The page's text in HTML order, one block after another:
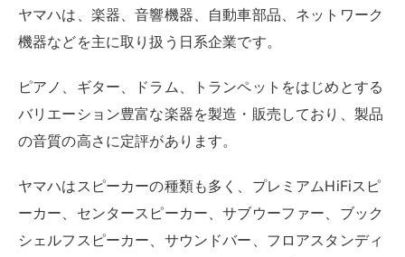
ヤマハは、楽器、音響機器、自動車部品、ネットワーク
機器などを主に取り扱う日系企業です。
ピアノ、ギター、ドラム、トランペットをはじめとする
バリエーション豊富な楽器を製造・販売しており、製品
の音質の高さに定評があります。
ヤマハはスピーカーの種類も多く、プレミアムHiFiスピ
ーカー、センタースピーカー、サブウーファー、ブック
シェルフスピーカー、サウンドバー、フロアスタンディ